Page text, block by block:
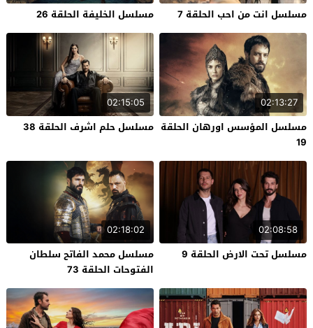
مسلسل انت من احب الحلقة 7
مسلسل الخليفة الحلقة 26
02:13:27
مسلسل المؤسس اورهان الحلقة
19
02:15:05
مسلسل حلم اشرف الحلقة 38
02:08:58
مسلسل تحت الارض الحلقة 9
02:18:02
مسلسل محمد الفاتح سلطان
الفتوحات الحلقة 73